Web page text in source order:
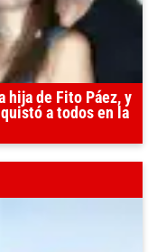
hija de Fito Páez, y
a todos en la